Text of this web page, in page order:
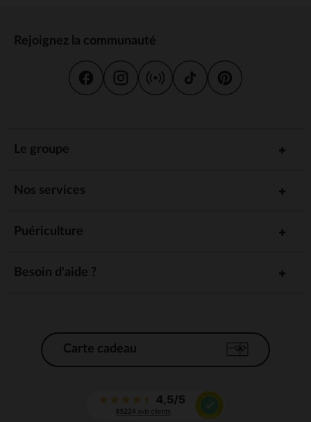
Rejoignez la communauté
Le groupe
Nos services
Puériculture
Besoin d'aide ?
Carte cadeau